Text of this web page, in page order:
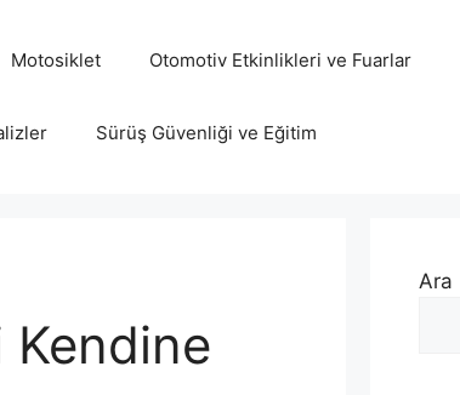
Motosiklet Otomotiv Etkinlikleri ve Fuarlar
Sürüş Güvenliği ve Eğitim
Ara